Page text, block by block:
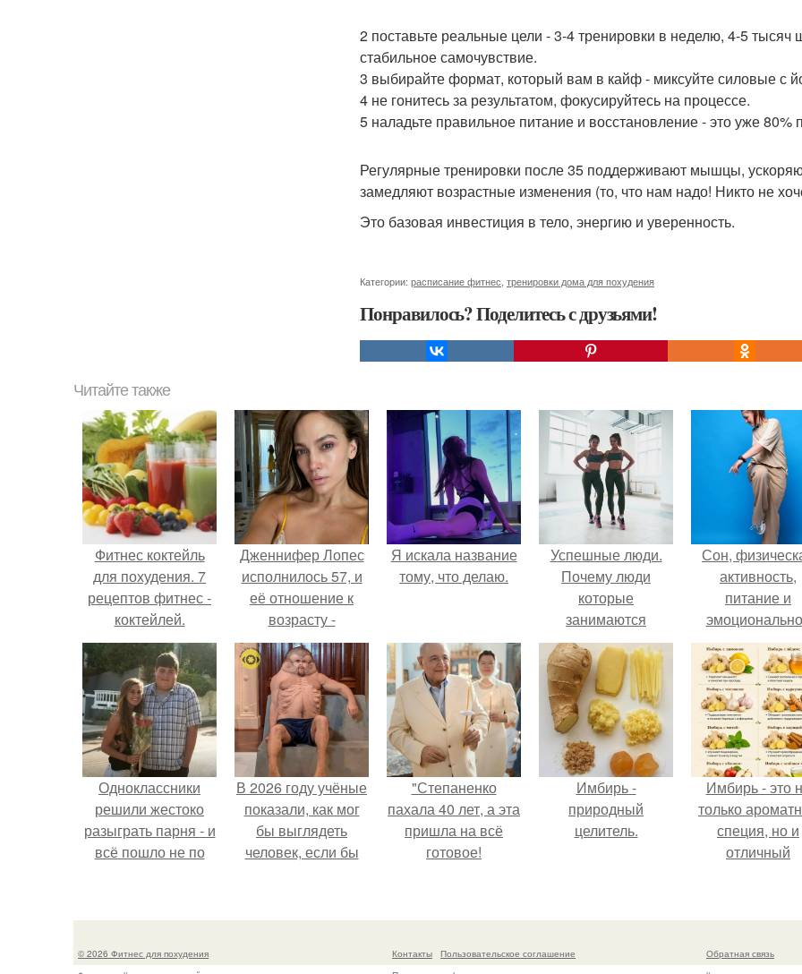
2 поставьте реальные цели - 3-4 тренировки в неделю, 4-5
стабильное самочувствие.
3 выбирайте формат, который вам в кайф - миксуйте силовые с
4 не гонитесь за результатом, фокусируйтесь на процессе.
5 наладьте правильное питание и восстановление - это уже 80%
Регулярные тренировки после 35 поддерживают мышцы,
замедляют возрастные изменения (то, что нам надо! Никто не
Это базовая инвестиция в тело, энергию и уверенность.
Категории: расписание фитнес тренировки дома для похудения
Понравилось? Поделитесь с друзьями!
Читайте также
Фитнес коктейль
для похудения. 7
рецептов фитнес -
коктейлей.
Дженнифер Лопес
исполнилось 57, и
её отношение к
возрасту -
настоящий
манифест
уверенности: "не
говорите, что я
отлично выгляжу
для 57.
Я искала название
тому, что делаю.
Успешные люди.
Почему люди
которые
занимаются
спортом всегда
будут успешные и
востребованные в
любой сфере
деятельности.
Сон,
активность,
питание и
состояние!
Одноклассники
решили жестоко
разыграть парня - и
всё пошло не по
В 2026 году учёные
показали, как мог
бы выглядеть
человек, если бы
специально для
"Степаненко
пахала 40 лет, а эта
пришла на всё
готовое!
Имбирь -
природный
целитель.
Имбирь - это
только
специя, но и
отличный
и блюд.
© 2026 Фитнес для похудения Контакты
Пользовательское соглашение
Обратная связь